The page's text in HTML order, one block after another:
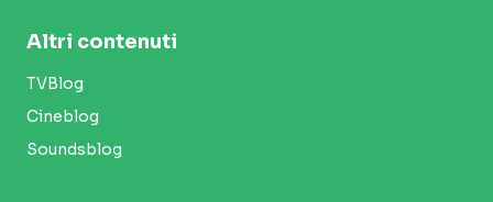
Altri contenuti
TVBlog
Cineblog
Soundsblog